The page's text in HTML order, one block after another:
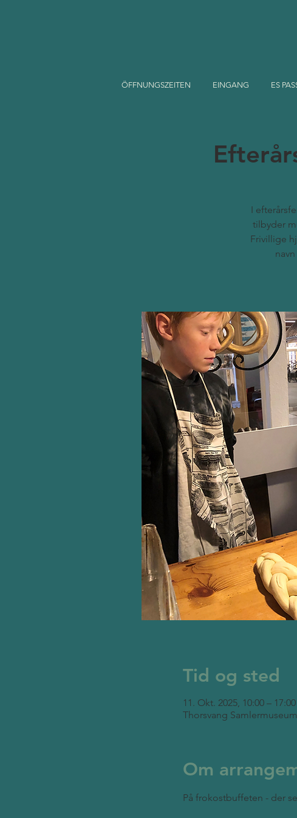
ÖFFNUNGSZEITEN EINGANG ES
I
tilbyder
Frivillige
Tid og sted
11. Okt. 2025, 10:00 – 17:00
Thorsvang
Om
På frokostbuffeten - der